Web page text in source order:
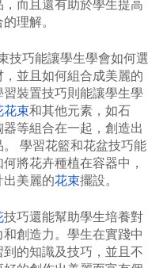
而且還有助於學生提高
理解。
技巧能讓學生學會如何選
並且如何組合成美麗的
習裝置技巧則能讓學生學
花束和其他元素，如石
等組合在一起，創造出
學習花籃和花盆技巧能
將花卉種植在容器中，
美麗的花束擺設。
技巧還能幫助學生培養對
創造力。學生在實踐中
的知識及技巧，並且不